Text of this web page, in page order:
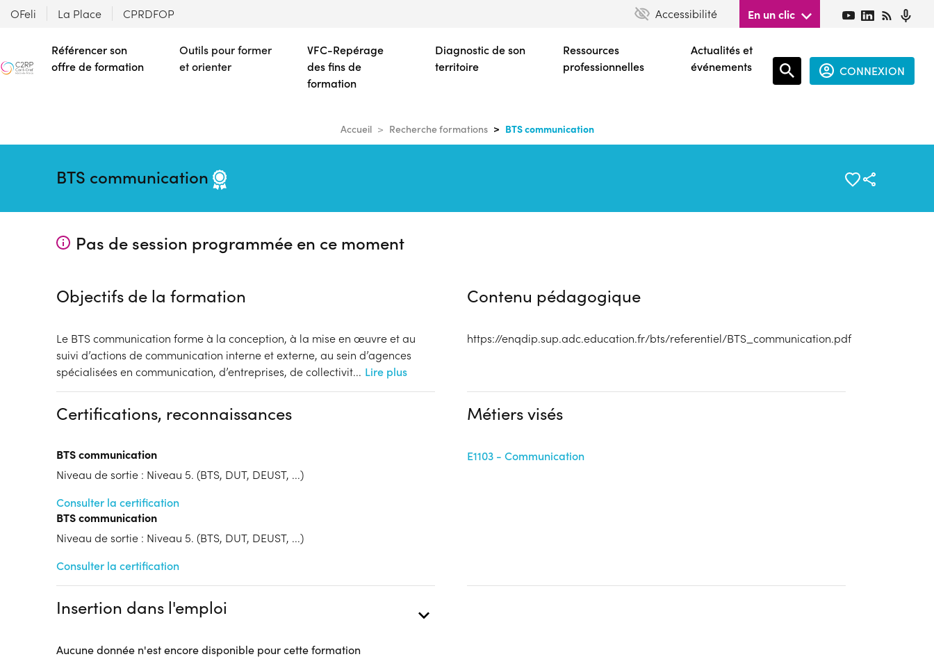
contenu
principal
OFeli La Place CPRDFOP Accessibilité En un clic
Référencer son
offre de formation
Outils pour former
et orienter
VFC-Repérage
des fins de
formation
Diagnostic de son
territoire
Ressources
professionnelles
Actualités et
événements
CONNEXION
Accueil Recherche formations BTS communication
BTS communication
Pas de session programmée en ce moment
Objectifs de la formation
Le BTS communication forme à la conception, à la mise en œuvre et au
suivi d’actions de communication interne et externe, au sein d’agences
spécialisées en communication, d’entreprises, de collectivit... Lire plus
Contenu pédagogique
https://enqdip.sup.adc.education.fr/bts/referentiel/BTS_communication.pdf
Certifications, reconnaissances
BTS communication
Niveau de sortie : Niveau 5. (BTS, DUT, DEUST, ...)
Consulter la certification
BTS communication
Niveau de sortie : Niveau 5. (BTS, DUT, DEUST, ...)
Consulter la certification
Métiers visés
E1103 - Communication
Insertion dans l'emploi
Aucune donnée n'est encore disponible pour cette formation